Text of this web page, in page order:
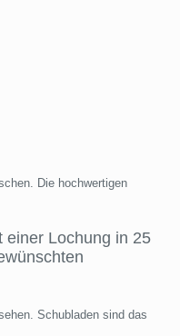
Die hochwertigen
einer Lochung in 25
Schubladen sind das